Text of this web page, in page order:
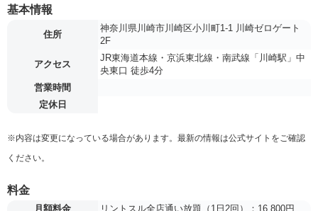
基本情報
住所
神奈川県川崎市川崎区小川町1-1 川崎ゼロゲート
2F
アクセス
JR東海道本線・京浜東北線・南武線「川崎駅」中
央東口 徒歩4分
営業時間
定休日
※内容は変更になっている場合があります。最新の情報は公式サイトをご確認
ください。
料金
月額料金 リントスル全店通い放題（1日2回）：16,800円